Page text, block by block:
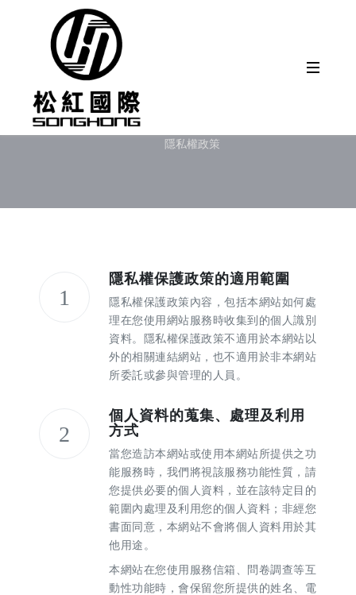
隱私權政策
首頁
隱私權政策
1
隱私權保護政策的適用範圍
隱私權保護政策內容，包括本網站如何處
理在您使用網站服務時收集到的個人識別
資料。隱私權保護政策不適用於本網站以
外的相關連結網站，也不適用於非本網站
所委託或參與管理的人員。
2
個人資料的蒐集、處理及利用
方式
當您造訪本網站或使用本網站所提供之功
能服務時，我們將視該服務功能性質，請
您提供必要的個人資料，並在該特定目的
範圍內處理及利用您的個人資料；非經您
書面同意，本網站不會將個人資料用於其
他用途。
本網站在您使用服務信箱、問卷調查等互
動性功能時，會保留您所提供的姓名、電